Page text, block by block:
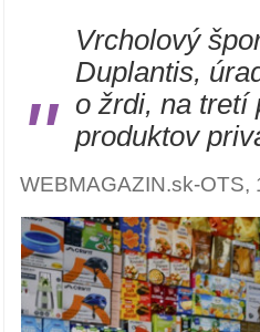
"
Vrcholový
Duplantis,
o žrdi, na tretí
produktov
WEBMAGAZIN.sk-OTS,